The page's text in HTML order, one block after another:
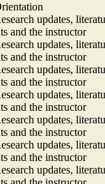
updates,
and the instructor
updates,
and the instructor
updates,
and the instructor
updates,
and the instructor
updates,
and the instructor
updates,
and the instructor
updates,